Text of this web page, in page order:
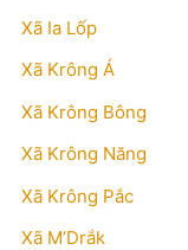
Xã Ia Lốp
Xã Krông Á
Xã Krông Bông
Xã Krông Năng
Xã Krông Pắc
Xã M’Drắk